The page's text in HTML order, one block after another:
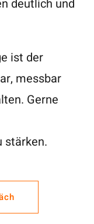
deutlich und
ist der
messbar
Gerne
stärken.